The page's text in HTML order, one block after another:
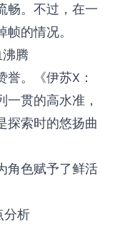
畅。不过，在一
的情况。
腾
誉。《伊苏X：
贯的高水准，
探索时的悠扬曲
角色赋予了鲜活
分析